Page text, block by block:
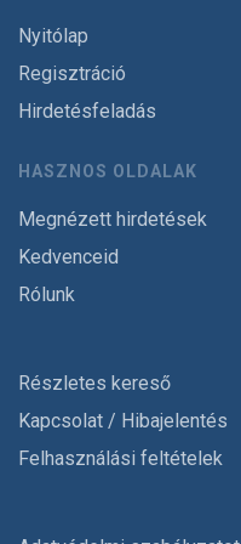
Nyitólap
Regisztráció
Hirdetésfeladás
HASZNOS OLDALAK
Megnézett hirdetések
Kedvenceid
Rólunk
Részletes kereső
Kapcsolat / Hibajelentés
Felhasználási feltételek